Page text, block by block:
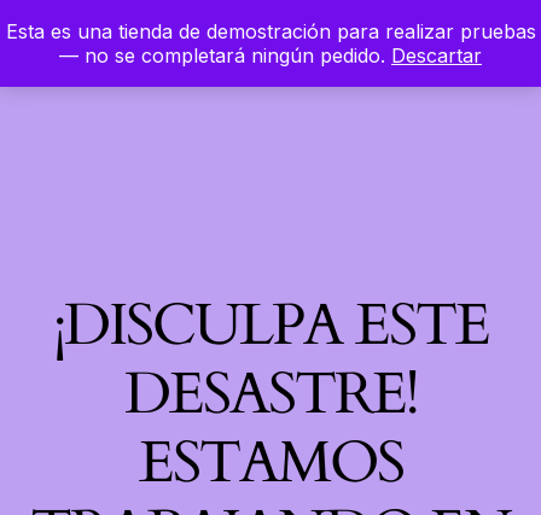
Esta es una tienda de demostración para realizar pruebas
— no se completará ningún pedido. Descartar
Hierbaloca LinkedIn
Instagram
Facebook
Acceder
¡DISCULPA ESTE
DESASTRE!
ESTAMOS